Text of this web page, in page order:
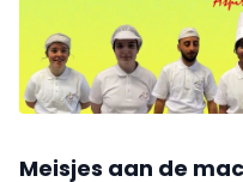
Meisjes aan de